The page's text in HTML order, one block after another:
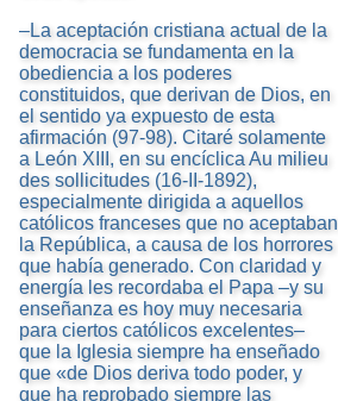
–La aceptación cristiana actual de la
democracia se fundamenta en la
obediencia a los poderes
constituidos, que derivan de Dios, en
el sentido ya expuesto de esta
afirmación (97-98). Citaré solamente
a León XIII, en su encíclica Au milieu
des sollicitudes (16-II-1892),
especialmente dirigida a aquellos
católicos franceses que no aceptaban
la República, a causa de los horrores
que había generado. Con claridad y
energía les recordaba el Papa –y su
enseñanza es hoy muy necesaria
para ciertos católicos excelentes–
que la Iglesia siempre ha enseñado
que «de Dios deriva todo poder, y
que ha reprobado siempre las